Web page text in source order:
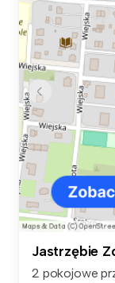
Jastrzębie
2 pokojowe